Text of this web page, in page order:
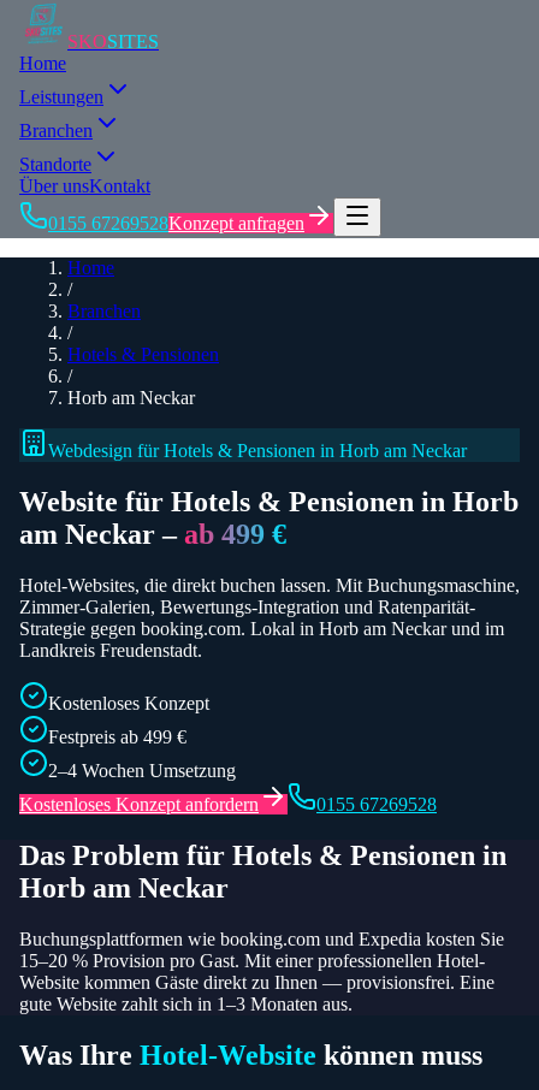
SKOSITES
Home
Leistungen
Branchen
Standorte
Über unsKontakt
0155 67269528Konzept anfragen
Home
/
Branchen
/
Hotels & Pensionen
/
Horb am Neckar
Webdesign fürHotels & Pensionen in Horb am Neckar
Website für Hotels & Pensionen in Horb
am Neckar– ab 499 €
Hotel-Websites, die direkt buchen lassen. Mit Buchungsmaschine,
Zimmer-Galerien, Bewertungs-Integration und Ratenparität-
Strategie gegen booking.com. Lokal in Horb am Neckar und im
Landkreis Freudenstadt.
Kostenloses Konzept
Festpreis ab 499 €
2–4 Wochen Umsetzung
Kostenloses Konzept anfordern
0155 67269528
Das Problem für Hotels & Pensionen in
Horb am Neckar
Buchungsplattformen wie booking.com und Expedia kosten Sie
15–20 % Provision pro Gast. Mit einer professionellen Hotel-
Website kommen Gäste direkt zu Ihnen — provisionsfrei. Eine
gute Website zahlt sich in 1–3 Monaten aus.
Was Ihre Hotel-Website können muss